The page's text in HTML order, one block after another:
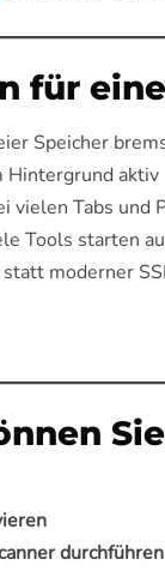
für
Speicher
Hintergrund aktiv
vielen Tabs und
Tools starten
statt moderner
durchführen